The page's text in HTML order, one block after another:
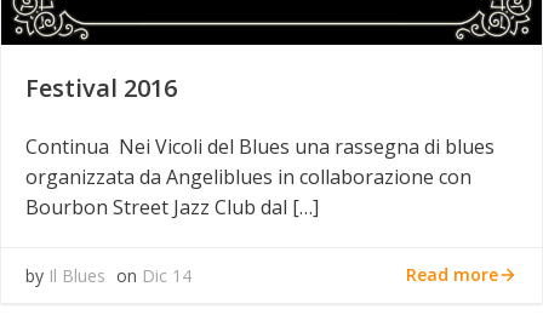
Festival 2016
Continua Nei Vicoli del Blues una rassegna di blues
organizzata da Angeliblues in collaborazione con
Bourbon Street Jazz Club dal […]
by Il Blues on Dic 14 Read more